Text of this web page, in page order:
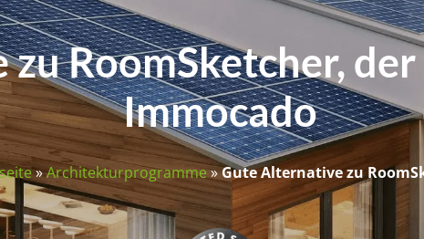
RoomSketcher,
Immocado
»Architekturprogramme»Gute Alternative zu